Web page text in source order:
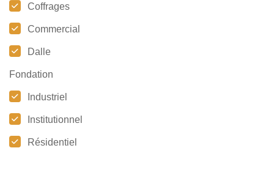
Coffrages
Commercial
Dalle
Fondation
Industriel
Institutionnel
Résidentiel